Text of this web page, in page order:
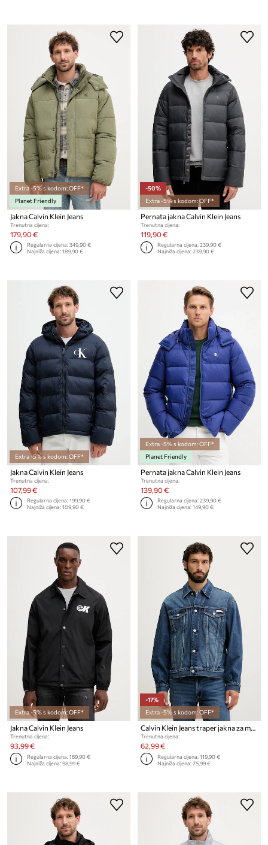
Extra -5% s kodom: OFF*
Planet Friendly
Jakna Calvin Klein Jeans
Trenutna cijena:
179,90 €
Regularna cijena:349,90 €
Najniža cijena:189,90 €
-50%
Extra -5% s kodom: OFF*
Pernata jakna Calvin Klein Jeans
Trenutna cijena:
119,90 €
Regularna cijena:239,90 €
Najniža cijena:239,90 €
Extra -5% s kodom: OFF*
Jakna Calvin Klein Jeans
Trenutna cijena:
107,99 €
Regularna cijena:199,90 €
Najniža cijena:109,90 €
Extra -5% s kodom: OFF*
Planet Friendly
Pernata jakna Calvin Klein Jeans
Trenutna cijena:
139,90 €
Regularna cijena:239,90 €
Najniža cijena:149,90 €
Extra -5% s kodom: OFF*
Jakna Calvin Klein Jeans
Trenutna cijena:
93,99 €
Regularna cijena:169,90 €
Najniža cijena:98,99 €
-17%
Extra -5% s kodom: OFF*
Calvin Klein Jeans traper jakna za muškarce od pamuka
Trenutna cijena:
62,99 €
Regularna cijena:119,90 €
Najniža cijena:75,99 €